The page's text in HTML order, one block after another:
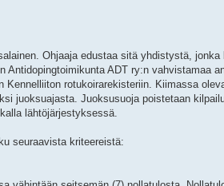
Ohjaaja edustaa sitä yhdistystä,
ADT ry:n vahvistamaa
rotukoirarekisteriin. Kiimassa
juoksuajasta. Juoksusuoja poistetaan
lähtöjärjestyksessä.
seuraavista kriteereistä: